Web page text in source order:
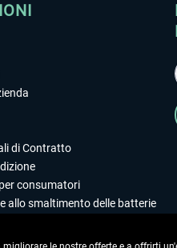
di Contratto
consumatori
allo smaltimento delle batterie